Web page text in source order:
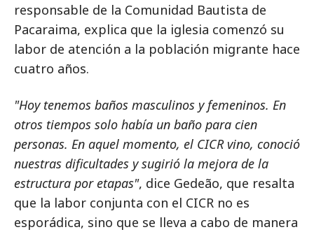
responsable de la Comunidad Bautista de
Pacaraima, explica que la iglesia comenzó su
labor de atención a la población migrante hace
cuatro años.
"Hoy tenemos baños masculinos y femeninos. En
otros tiempos solo había un baño para cien
personas. En aquel momento, el CICR vino, conoció
nuestras dificultades y sugirió la mejora de la
estructura por etapas", dice Gedeão, que resalta
que la labor conjunta con el CICR no es
esporádica, sino que se lleva a cabo de manera